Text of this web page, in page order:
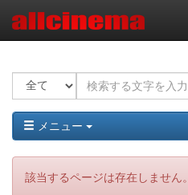
メニュー
該当するページは存在しません。